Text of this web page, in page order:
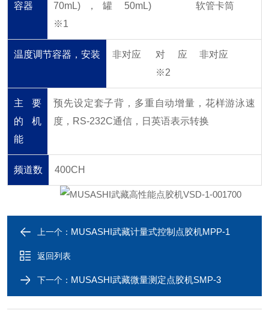
容器
70mL)，罐
※1
50mL)
软管卡筒
温度调节容器，安装 非对应
对应
※2
非对应
主要
的机
能
预先设定套子背，多重自动增量，花样游泳速
度，RS-232C通信，日英语表示转换
频道数 400CH
上一个： MUSASHI武藏计量式控制点胶机MPP-1
返回列表
下一个： MUSASHI武藏微量测定点胶机SMP-3